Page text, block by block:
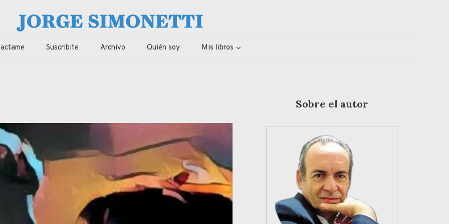
economia de Corrientes, Argentina y el Mundo
Suscribite Archivo Quién soy Mis libros
Sobre el autor